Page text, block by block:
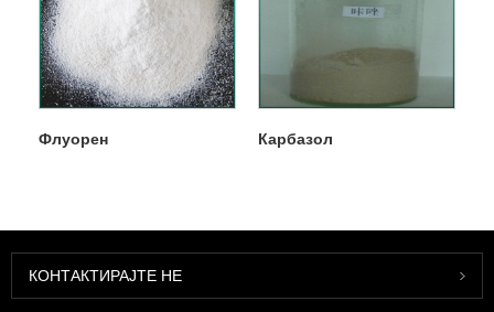
Флуорен Карбазол
КОНТАКТИРАЈТЕ НЕ